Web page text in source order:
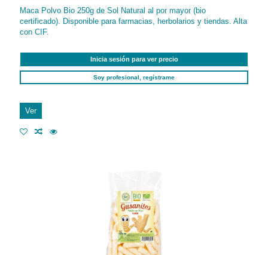
Maca Polvo Bio 250g de Sol Natural al por mayor (bio
certificado). Disponible para farmacias, herbolarios y tiendas. Alta
con CIF.
Inicia sesión para ver precio
Soy profesional, regístrame
Ver